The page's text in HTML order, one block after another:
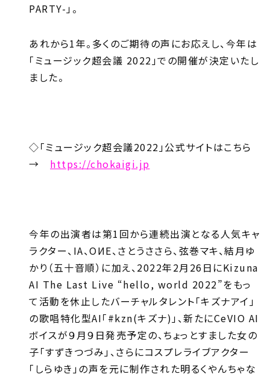
PARTY-」。
あれから1年。多くのご期待の声にお応えし、今年は
「ミュージック超会議 2022」での開催が決定いたし
ました。
◇「ミュージック超会議2022」公式サイトはこちら
→ https://chokaigi.jp
今年の出演者は第1回から連続出演となる人気キャ
ラクター、IA、OИE、さとうささら、弦巻マキ、結月ゆ
かり（五十音順）に加え、2022年2月26日にKizuna
AI The Last Live “hello, world 2022”をもっ
て活動を休止したバーチャルタレント「キズナアイ」
の歌唱特化型AI「#kzn(キズナ)」、新たにCeVIO AI
ボイスが９月９日発売予定の、ちょっとすました女の
子「すずきつづみ」、さらにコスプレライブアクター
「しらゆき」の声を元に制作された明るくやんちゃな